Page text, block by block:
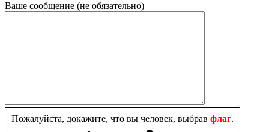
Ваше сообщение (не обязательно)
Пожалуйста, докажите, что вы человек, выбрав флаг.